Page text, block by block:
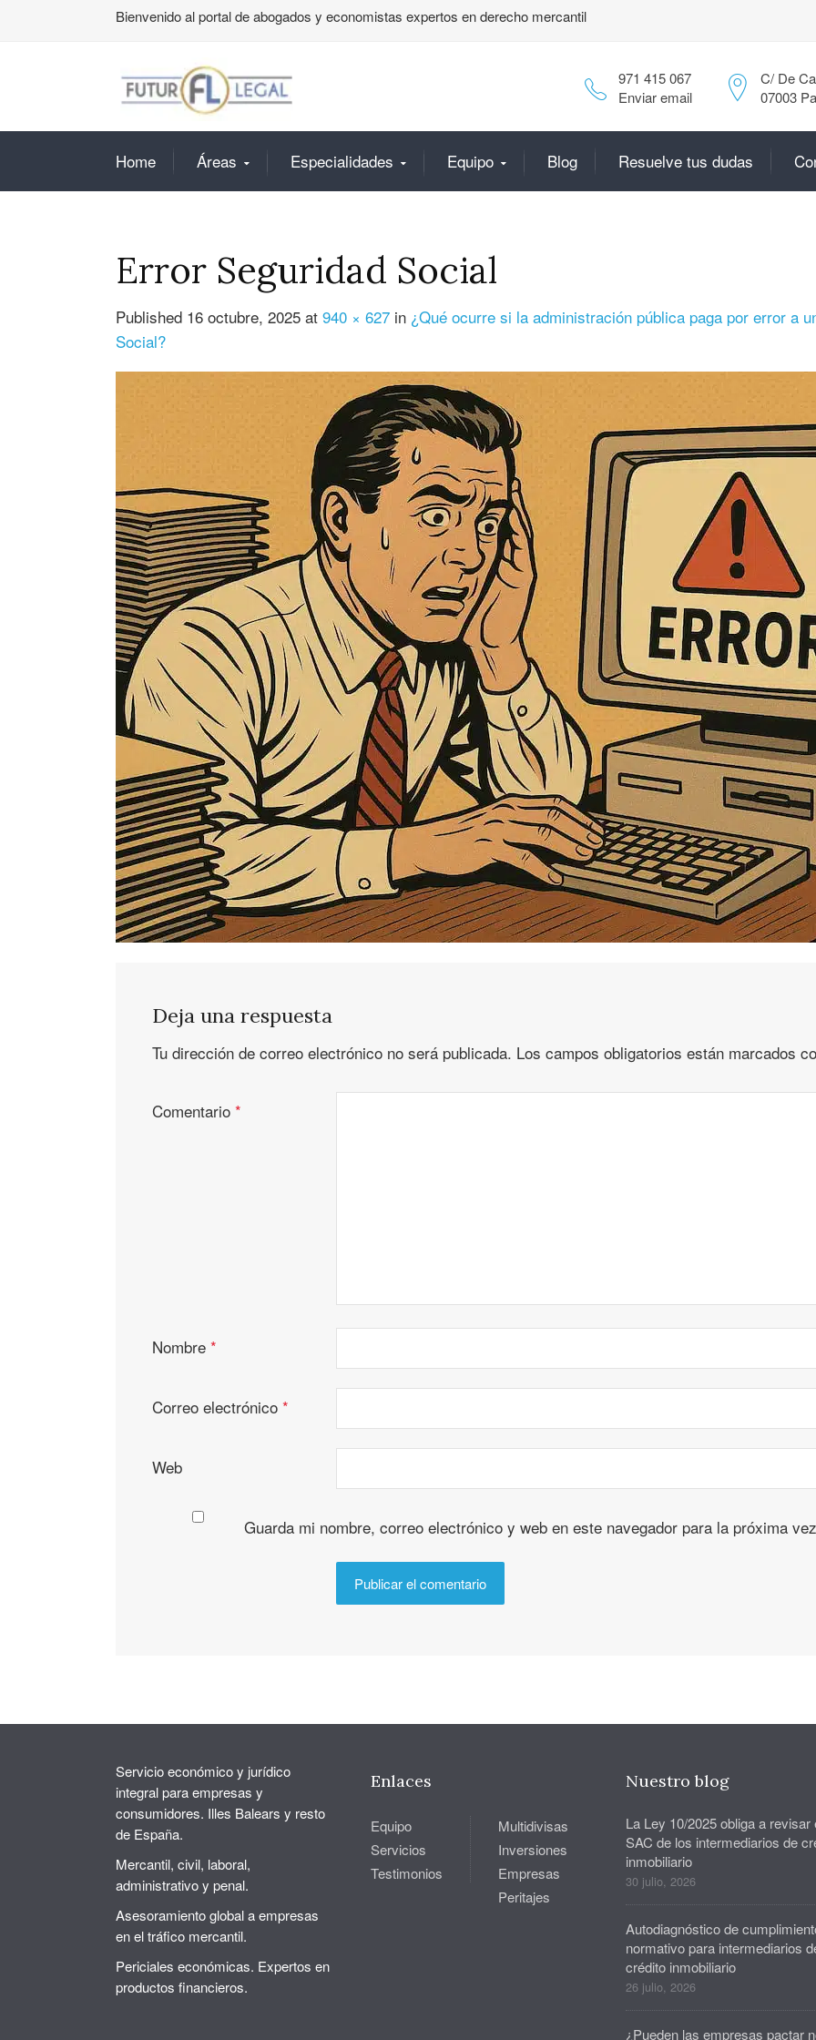
Bienvenido al portal de abogados y economistas expertos en derecho mercantil
C/ De
07003
971 415 067
Enviar email
Home Áreas Especialidades Equipo Blog Resuelve tus dudas
Error Seguridad Social
Published 16 octubre, 2025 at 940 × 627 in ¿Qué ocurre si la administración pública paga por error a
Social?
Deja una respuesta
Tu dirección de correo electrónico no será publicada. Los campos obligatorios están marcados
Comentario *
Nombre *
Correo electrónico *
Web
Guarda mi nombre, correo electrónico y web en este navegador para la próxima
Servicio económico y jurídico
integral para empresas y
consumidores. Illes Balears y resto
de España.
Mercantil, civil, laboral,
administrativo y penal.
Asesoramiento global a empresas
en el tráfico mercantil.
Periciales económicas. Expertos en
productos financieros.
Enlaces
Equipo
Servicios
Testimonios
Multidivisas
Inversiones
Empresas
Peritajes
Nuestro blog
La Ley 10/2025 obliga a revisar
SAC de los intermediarios de
inmobiliario
30 julio, 2026
Autodiagnóstico de
normativo para intermediarios
crédito inmobiliario
26 julio, 2026
¿Pueden las empresas pactar